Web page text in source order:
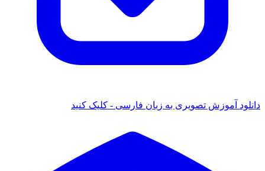
دانلود آموزش تصویری به زبان فارسی - کلیک کنید